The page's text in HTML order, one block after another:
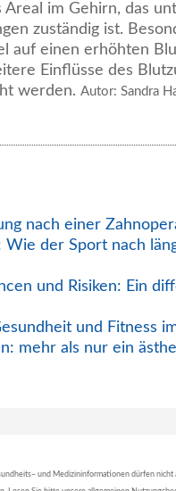
Areal im Gehirn, das
zuständig ist.
auf einen erhöhten
Einflüsse des
werden. Autor: Sandra
nach einer
Wie der Sport nach
und Risiken: Ein
und Fitness
mehr als nur ein
und Medizininformationen dürfen nicht